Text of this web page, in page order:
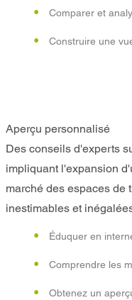
Comparer et
Construire une
Aperçu personnalisé
Des conseils d'experts
impliquant l'expansion
marché des espaces de
inestimables et
Éduquer en
Comprendre les
Obtenez un